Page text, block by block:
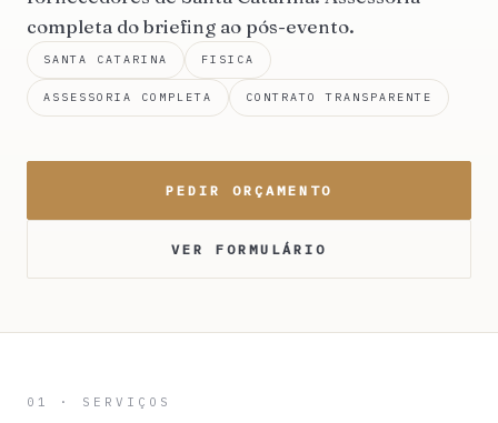
completa do briefing ao pós-evento.
SANTA CATARINA FISICA
ASSESSORIA COMPLETA CONTRATO TRANSPARENTE
PEDIR ORÇAMENTO
VER FORMULÁRIO
01 · SERVIÇOS